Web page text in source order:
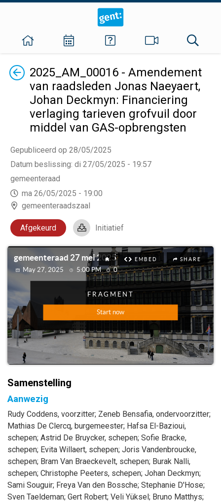
Terug2025_AM_00016 - Amendement
van raadsleden Jonas Naeyaert,
Johan Deckmyn: Financiering
verlaging tarieven grofvuil door
middel van GAS-opbrengsten
Gepubliceerd op 28/05/2025
Datum beslissing: di 27/05/2025 - 19:57
gemeenteraad
ma 26/05/2025 - 19:00
gemeenteraadszaal
Afgekeurd Initiatief
Samenstelling
Aanwezig
Rudy Coddens, voorzitter; Zeneb Bensafia, ondervoorzitter;
Mathias De Clercq, burgemeester; Hafsa El-Bazioui,
schepen; Astrid De Bruycker, schepen; Sofie Bracke,
schepen; Evita Willaert, schepen; Joris Vandenbroucke,
schepen; Bram Van Braeckevelt, schepen; Burak Nalli,
schepen; Christophe Peeters, schepen; Johan Deckmyn;
Sami Souguir; Freya Van den Bossche; Stephanie D'Hose;
Sven Taeldeman; Gert Robert; Veli Yüksel; Bruno Matthys;